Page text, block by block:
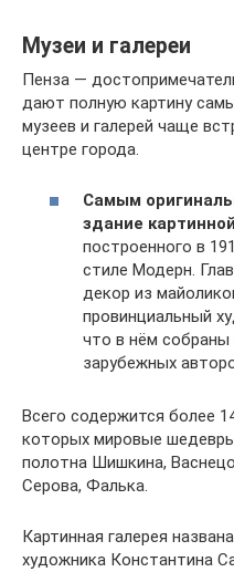
Музеи и галереи
Пенза —
дают полную картину
музеев и галерей чаще
центре города.
Самым
здание
построенного в
стиле Модерн.
декор из
провинциальный
что в нём собраны
зарубежных
Всего содержится более
которых мировые
полотна Шишкина,
Серова, Фалька.
Картинная галерея
художника Константина